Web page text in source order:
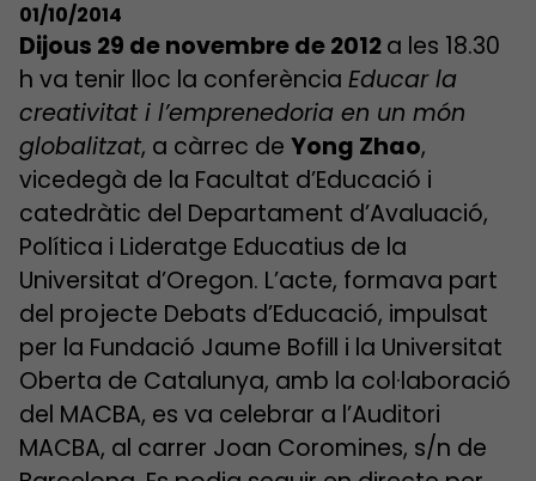
01/10/2014
Dijous 29 de novembre de 2012a les 18.30
h va tenir lloc la conferència Educar la
creativitat i l’emprenedoria en un món
globalitzat, a càrrec de Yong Zhao,
vicedegà de la Facultat d’Educació i
catedràtic del Departament d’Avaluació,
Política i Lideratge Educatius de la
Universitat d’Oregon. L’acte, formava part
del projecte Debats d’Educació, impulsat
per la Fundació Jaume Bofill i la Universitat
Oberta de Catalunya, amb la col·laboració
del MACBA, es va celebrar a l’Auditori
MACBA, al carrer Joan Coromines, s/n de